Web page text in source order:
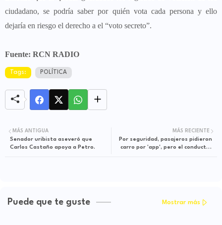
ciudadano, se podría saber por quién vota cada persona y ello
dejaría en riesgo el derecho a el “voto secreto”.
Fuente: RCN RADIO
Tags: POLÍTICA
MÁS RECIENTE
Por seguridad, pasajeros pidieron
carro por 'app', pero el conductor
MÁS ANTIGUA
Senador uribista aseveró que
Carlos Castaño apoya a Petro.
Puede que te guste Mostrar más